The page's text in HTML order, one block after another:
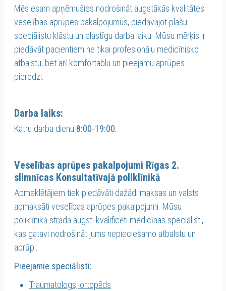
Mēs esam apņēmušies nodrošināt augstākās kvalitātes
veselības aprūpes pakalpojumus, piedāvājot plašu
speciālistu klāstu un elastīgu darba laiku. Mūsu mērķis ir
piedāvāt pacientiem ne tikai profesionālu medicīnisko
atbalstu, bet arī komfortablu un pieejamu aprūpes
pieredzi.
Darba laiks:
Katru darba dienu 8:00-19:00.
Veselības aprūpes pakalpojumi Rīgas 2.
slimnīcas Konsultatīvajā poliklīnikā
Apmeklētājiem tiek piedāvāti dažādi maksas un valsts
apmaksāti veselības aprūpes pakalpojumi. Mūsu
poliklīnikā strādā augsti kvalificēti medicīnas speciālisti,
kas gatavi nodrošināt jums nepieciešamo atbalstu un
aprūpi.
Pieejamie speciālisti:
Traumatologs, ortopēds